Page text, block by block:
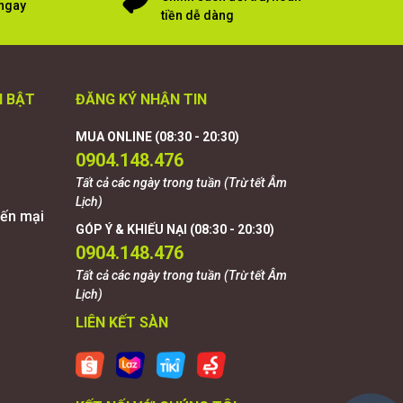
tiền dễ dàng
BẬT
mại
ĐĂNG KÝ NHẬN TIN
MUA ONLINE (08:30 - 20:30)
0904.148.476
Tất cả các ngày trong tuần (Trừ tết Âm
Lịch)
GÓP Ý & KHIẾU NẠI (08:30 - 20:30)
0904.148.476
Tất cả các ngày trong tuần (Trừ tết Âm
Lịch)
LIÊN KẾT SÀN